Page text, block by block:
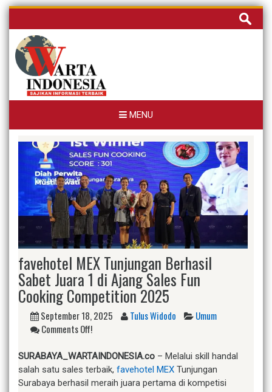
Skip
content
Cari
untuk:
MENU
favehotel MEX Tunjungan Berhasil
Sabet Juara 1 di Ajang Sales Fun
Cooking Competition 2025
September 18, 2025 Tulus Widodo
Umum
Comments Off!
SURABAYA_WARTAINDONESIA.co – Melalui skill handal
salah satu sales terbaik, favehotel MEX Tunjungan
Surabaya berhasil meraih juara pertama di kompetisi